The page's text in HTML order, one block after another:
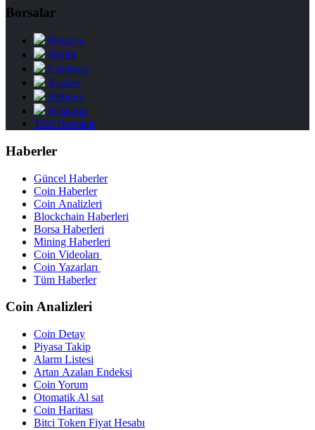
Borsalar
Binance
Huobi
Coinbase
Kraken
Bitfinex
Bitstamp
Tüm Borsalar
Haberler
Güncel Haberler
Coin Haberler
Coin Analizleri
Blockchain Haberleri
Borsa Haberleri
Mining Haberleri
Coin Videoları
Coin Yazarları
Tüm Haberler
Coin Analizleri
Coin Detay
Piyasa Takip
Alarm Listesi
Artan Azalan Endeksi
Coin Yorum
Otomatik Al sat
Coin Haritası
Bitci Token Fiyat Hesabı